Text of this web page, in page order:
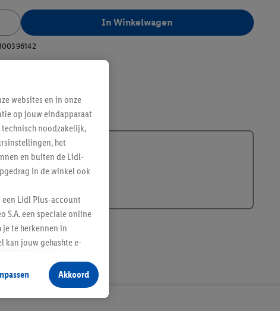
In Winkelwagen
websites en in onze
op jouw eindapparaat
noodzakelijk,
het
en buiten de Lidl-
in de winkel ook
Lidl Plus-account
S.A. een speciale online
te herkennen in
kan jouw gehashte e-
producten waarin je
winkel te plaatsen
Akkoord